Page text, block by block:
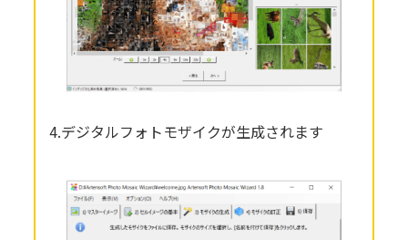
4.デジタルフォトモザイクが生成されます